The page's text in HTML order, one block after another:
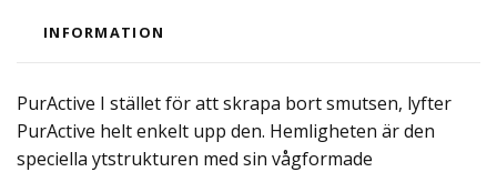
INFORMATION
PurActive I stället för att skrapa bort smutsen, lyfter
PurActive helt enkelt upp den. Hemligheten är den
speciella ytstrukturen med sin vågformade